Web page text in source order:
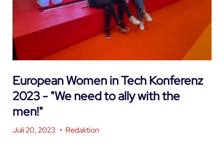
European Women in Tech Konferenz
2023 - "We need to ally with the
men!"
Juli 20, 2023 • Redaktion